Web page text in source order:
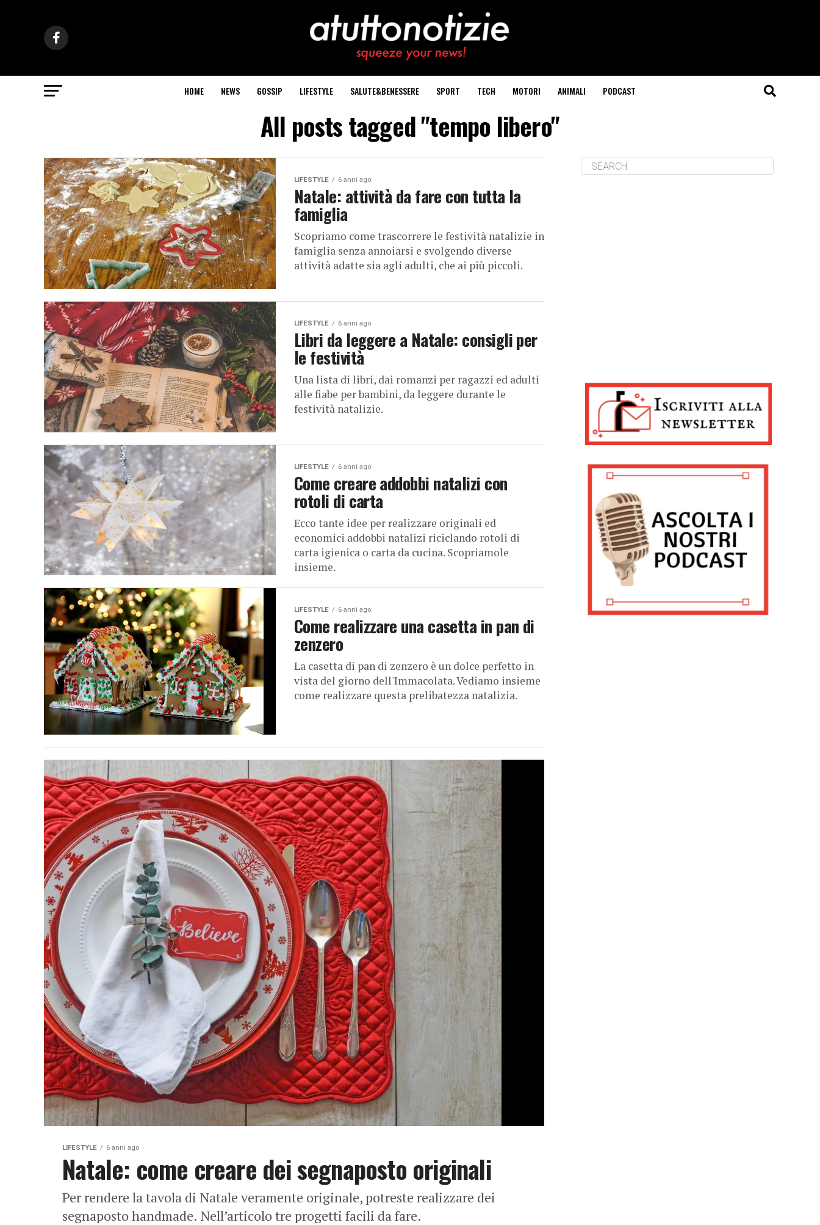
HOME NEWS GOSSIP LIFESTYLE SALUTE&BENESSERE SPORT TECH MOTORI ANIMALI PODCAST
All posts tagged "tempo libero"
LIFESTYLE 6 anni ago
Natale: attività da fare con tutta la
famiglia
Scopriamo come trascorrere le festività natalizie in
famiglia senza annoiarsi e svolgendo diverse
attività adatte sia agli adulti, che ai più piccoli.
LIFESTYLE 6 anni ago
Libri da leggere a Natale: consigli per
le festività
Una lista di libri, dai romanzi per ragazzi ed adulti
alle fiabe per bambini, da leggere durante le
festività natalizie.
LIFESTYLE 6 anni ago
Come creare addobbi natalizi con
rotoli di carta
Ecco tante idee per realizzare originali ed
economici addobbi natalizi riciclando rotoli di
carta igienica o carta da cucina. Scopriamole
insieme.
LIFESTYLE 6 anni ago
Come realizzare una casetta in pan di
zenzero
La casetta di pan di zenzero è un dolce perfetto in
vista del giorno dell'Immacolata. Vediamo insieme
come realizzare questa prelibatezza natalizia.
LIFESTYLE 6 anni ago
Natale: come creare dei segnaposto originali
Per rendere la tavola di Natale veramente originale, potreste realizzare dei
segnaposto handmade. Nell’articolo tre progetti facili da fare.